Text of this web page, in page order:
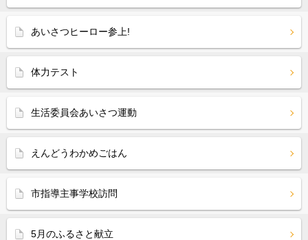
あいさつヒーロー参上!
体力テスト
生活委員会あいさつ運動
えんどうわかめごはん
市指導主事学校訪問
5月のふるさと献立